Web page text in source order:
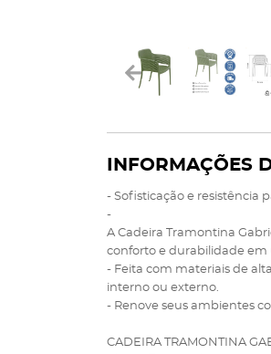
INFORMAÇÕES
- Sofisticação e resistência
-
A Cadeira Tramontina
conforto e durabilidade em
- Feita com materiais de
interno ou externo.
- Renove seus ambientes
CADEIRA TRAMONTINA